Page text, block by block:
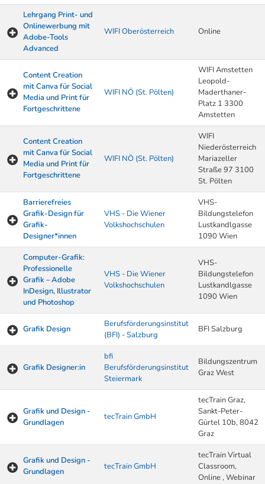
Lehrgang Print- und
Onlinewerbung mit
Adobe-Tools
Advanced
WIFI Oberösterreich Online
Content Creation
mit Canva für Social
Media und Print für
Fortgeschrittene
WIFI NÖ (St. Pölten)
WIFI Amstetten
Leopold-
Maderthaner-
Platz 1 3300
Amstetten
Content Creation
mit Canva für Social
Media und Print für
Fortgeschrittene
WIFI NÖ (St. Pölten)
WIFI
Niederösterreich
Mariazeller
Straße 97 3100
St. Pölten
Barrierefreies
Grafik-Design für
Grafik-
Designer*innen
VHS - Die Wiener
Volkshochschulen
VHS-
Bildungstelefon
Lustkandlgasse
1090 Wien
Computer-Grafik:
Professionelle
Grafik – Adobe
InDesign, Illustrator
und Photoshop
VHS - Die Wiener
Volkshochschulen
VHS-
Bildungstelefon
Lustkandlgasse
1090 Wien
Grafik Design
Berufsförderungsinstitut
(BFI) - Salzburg
BFI Salzburg
Grafik Designer:in
bfi
Berufsförderungsinstitut
Steiermark
Bildungszentrum
Graz West
Grafik und Design -
Grundlagen
tecTrain GmbH
tecTrain Graz,
Sankt-Peter-
Gürtel 10b, 8042
Graz
Grafik und Design -
Grundlagen
tecTrain GmbH
tecTrain Virtual
Classroom,
Online , Webinar